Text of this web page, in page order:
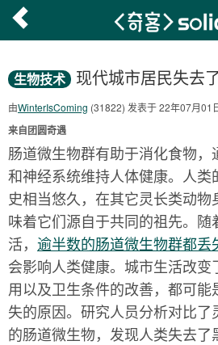
生物技术 现代城市居民失去
由WinterIsComing (31822) 发表于 22年07月01
来自团圆奇遇
肠道微生物群有助于消化食物
和神经系统维持人体健康。人类
史相当悠久，在其它灵长类动
味着它们源自于共同的祖先。随
活， 逾半数的肠道微生物群都丢
会影响人类健康。城市生活改
用以及卫生条件的改善，都可
失的原因。研究人员分析对比
的肠道微生物，发现人类失去